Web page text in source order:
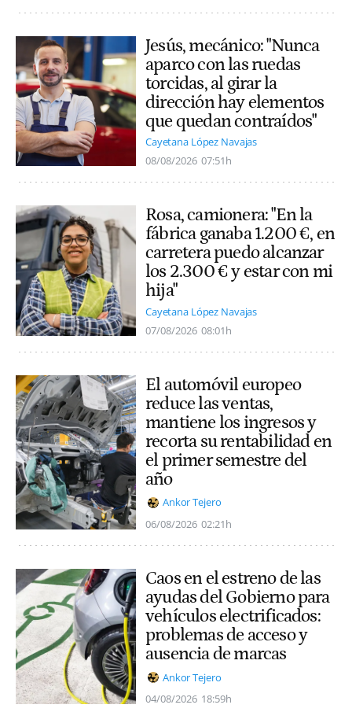
Jesús, mecánico: "Nunca
aparco con las ruedas
torcidas, al girar la
dirección hay elementos
que quedan contraídos"
Cayetana López Navajas
08/08/2026 07:51h
Rosa, camionera: "En la
fábrica ganaba 1.200 €, en
carretera puedo alcanzar
los 2.300 € y estar con mi
hija"
Cayetana López Navajas
07/08/2026 08:01h
El automóvil europeo
reduce las ventas,
mantiene los ingresos y
recorta su rentabilidad en
el primer semestre del
año
Ankor Tejero
06/08/2026 02:21h
Caos en el estreno de las
ayudas del Gobierno para
vehículos electrificados:
problemas de acceso y
ausencia de marcas
Ankor Tejero
04/08/2026 18:59h